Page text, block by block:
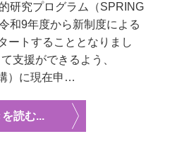
研究プログラム（SPRING
和9年度から新制度による
ートすることとなりまし
支援ができるよう、
）に現在申…
読む...